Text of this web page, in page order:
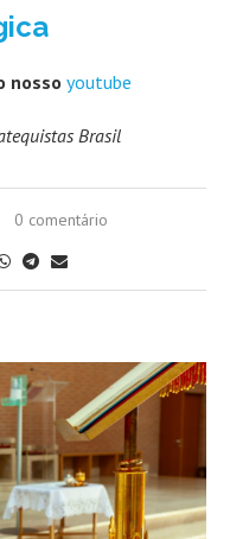
nosso youtube
Brasil
0 comentário